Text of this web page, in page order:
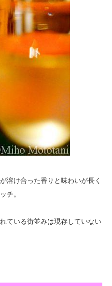
溶け合った香りと味わいが長く
チ。
ている街並みは現存していない